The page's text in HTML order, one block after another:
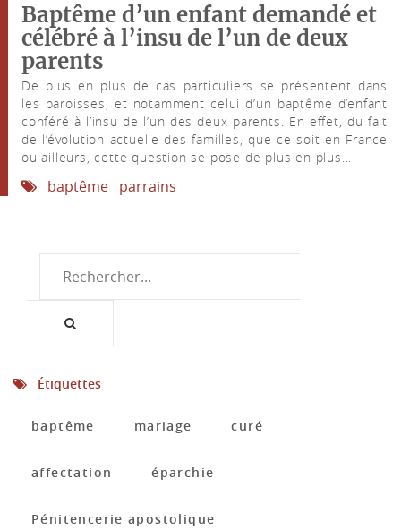
Baptême d’un enfant demandé et
célébré à l’insu de l’un de deux
parents
De plus en plus de cas particuliers se présentent dans
les paroisses, et notamment celui d’un baptême d’enfant
conféré à l’insu de l’un des deux parents. En effet, du fait
de l’évolution actuelle des familles, que ce soit en France
ou ailleurs, cette question se pose de plus en plus...
baptême parrains
Étiquettes
baptême mariage curé
affectation éparchie
Pénitencerie apostolique